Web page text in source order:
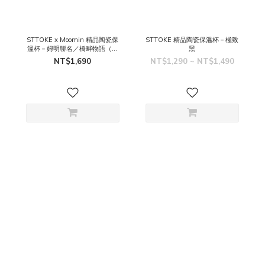
STTOKE x Moomin 精品陶瓷保
溫杯－姆明聯名／橋畔物語（淺
灰）
NT$1,690
STTOKE 精品陶瓷保溫杯－極致
黑
NT$1,290 ~ NT$1,490